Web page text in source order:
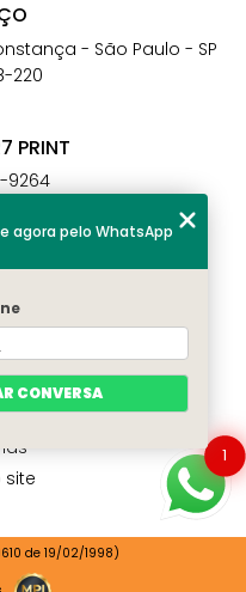
- São Paulo - SP
220
PRINT
9264
site
de 19/02/1998)
1
agora pelo WhatsApp
CONVERSA